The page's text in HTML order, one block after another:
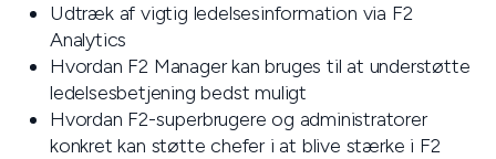
Udtræk af vigtig ledelsesinformation via F2
Analytics
Hvordan F2 Manager kan bruges til at understøtte
ledelsesbetjening bedst muligt
Hvordan F2-superbrugere og administratorer
konkret kan støtte chefer i at blive stærke i F2